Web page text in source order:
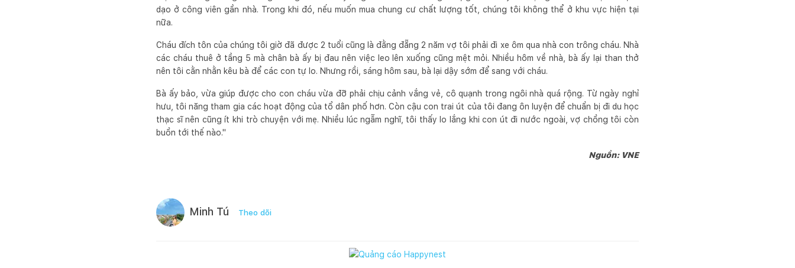
dạo ở công viên gần nhà. Trong khi đó, nếu muốn mua chung cư chất lượng tốt, chúng tôi không thể ở khu vực hiện tại
nữa.
Cháu đích tôn của chúng tôi giờ đã được 2 tuổi cũng là đằng đẵng 2 năm vợ tôi phải đi xe ôm qua nhà con trông cháu. Nhà
các cháu thuê ở tầng 5 mà chân bà ấy bị đau nên việc leo lên xuống cũng mệt mỏi. Nhiều hôm về nhà, bà ấy lại than thở
nên tôi cằn nhằn kêu bà để các con tự lo. Nhưng rồi, sáng hôm sau, bà lại dậy sớm để sang với cháu.
Bà ấy bảo, vừa giúp được cho con cháu vừa đỡ phải chịu cảnh vắng vẻ, cô quạnh trong ngôi nhà quá rộng. Từ ngày nghỉ
hưu, tôi năng tham gia các hoạt động của tổ dân phố hơn. Còn cậu con trai út của tôi đang ôn luyện để chuẩn bị đi du học
thạc sĩ nên cũng ít khi trò chuyện với mẹ. Nhiều lúc ngẫm nghĩ, tôi thấy lo lắng khi con út đi nước ngoài, vợ chồng tôi còn
buồn tới thế nào."
Nguồn: VNE
Minh Tú Theo dõi